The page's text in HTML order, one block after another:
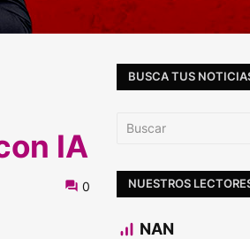
IA
0
BUSCA TUS
NUESTROS
NAN